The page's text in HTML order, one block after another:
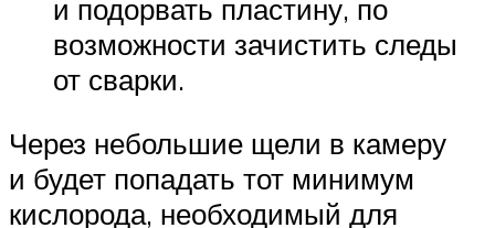
и подорвать пластину, по
возможности зачистить следы
от сварки.
Через небольшие щели в камеру
и будет попадать тот минимум
кислорода, необходимый для